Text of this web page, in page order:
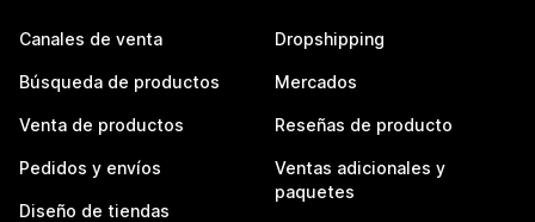
Canales de venta
Búsqueda de productos
Venta de productos
Pedidos y envíos
Diseño de tiendas
Dropshipping
Mercados
Reseñas de producto
Ventas adicionales y
paquetes